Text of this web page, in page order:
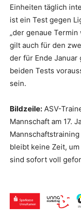
Einheiten täglich
ist ein Test gegen
„der genaue
gilt auch für den
der für Ende
beiden Tests
sein.
Bildzeile: ASV-
Mannschaft am 17.
bleibt keine Zeit,
sind sofort voll